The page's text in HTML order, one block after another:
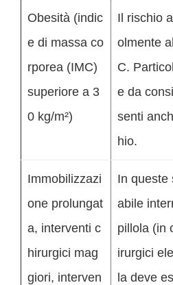
Obesità (indic
e di massa co
rporea (IMC)
superiore a 3
0 kg/m²)
Il rischio
olmente
C.
e da
senti
hio.
Immobilizzazi
one prolungat
a, interventi c
hirurgici mag
giori, interven
In queste
abile
pillola (in
irurgici
la deve